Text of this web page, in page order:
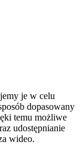
je w celu
dopasowany
temu możliwe
udostępnianie
wideo.